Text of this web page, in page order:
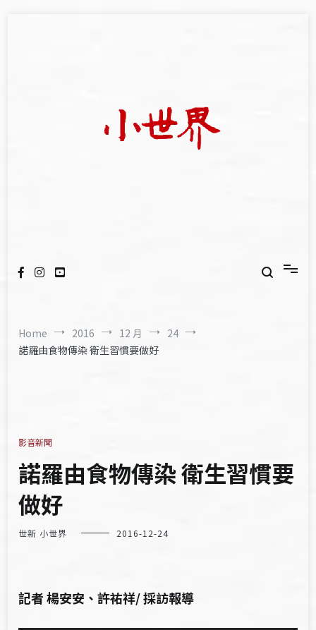
Home 2016 12 月
24
諾羅由食物傳染 衛生習慣要做好
影音新聞
諾羅由食物傳染 衛生習慣要
做好
世新 小世界 2016-12-24
記者 楊安安、許祐祥/ 採訪報導